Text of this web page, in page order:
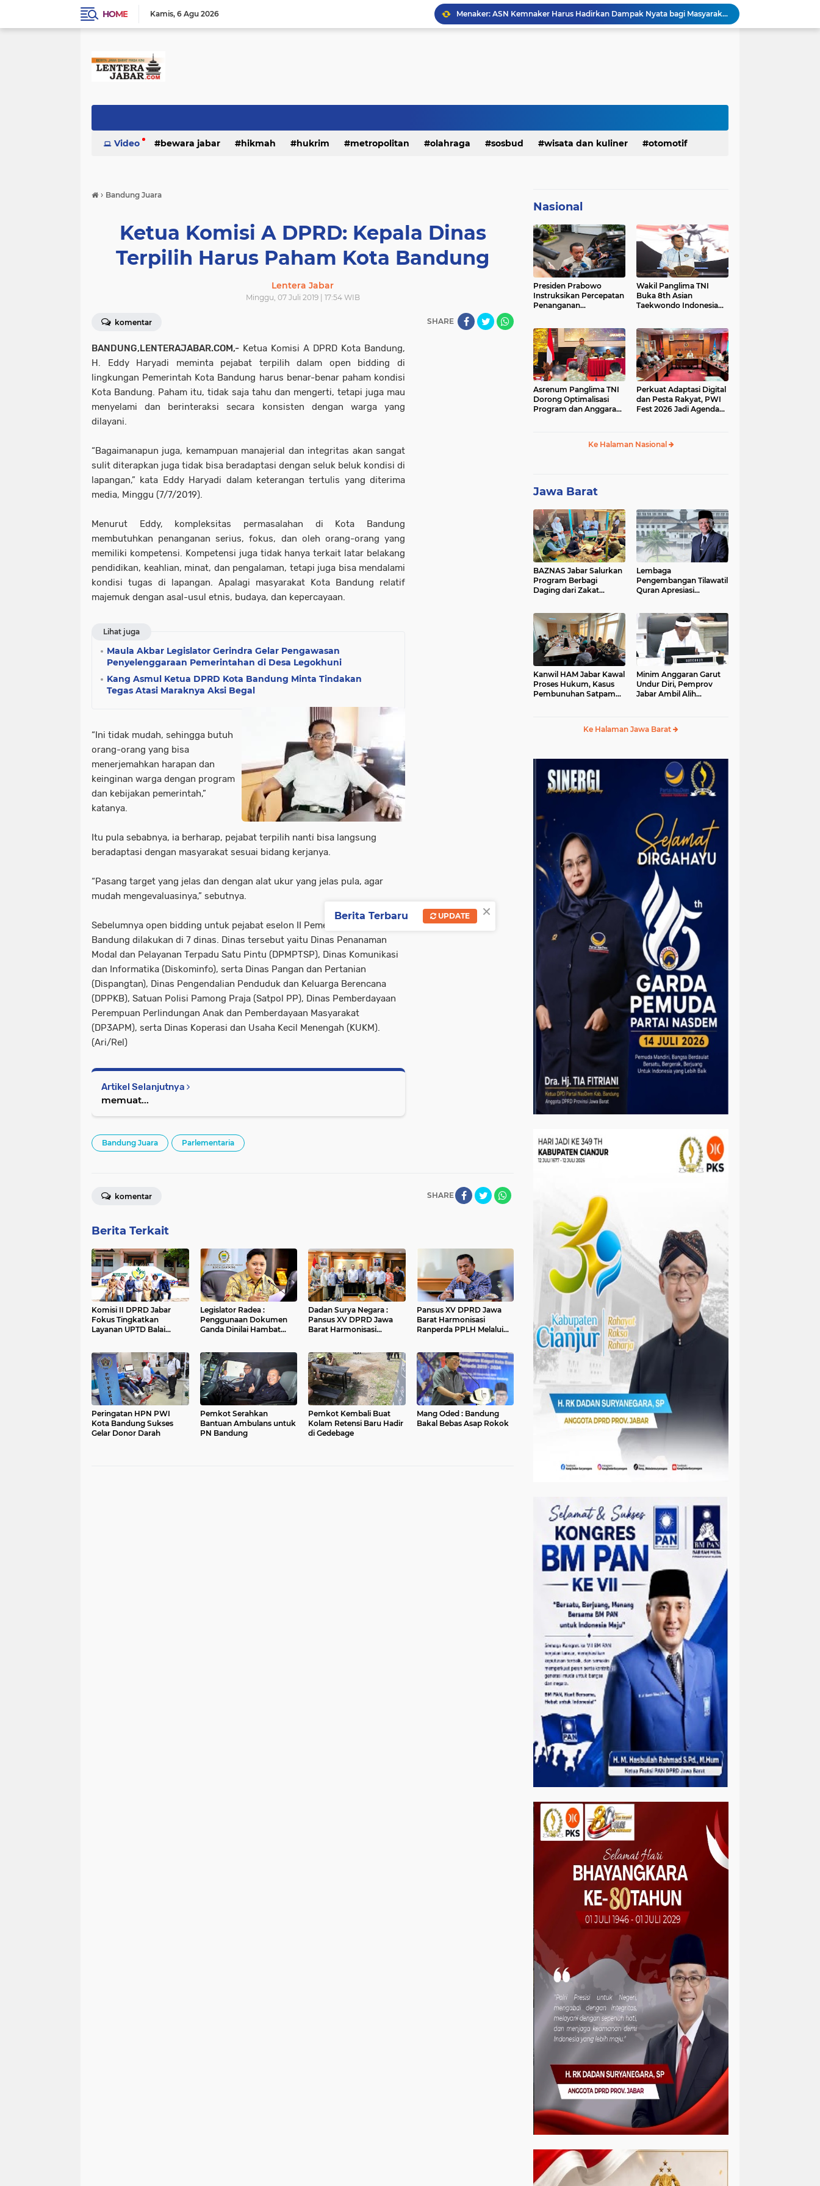
HOME Kamis 6 Agu 2026 Menaker: ASN Kemnaker Harus Hadirkan Dampak Nyata bagi Masyarakat
DPRD dan Gubernur Jawa Barat Menyepakati Rancangan KUA-PPAS APBD Tahun Anggaran 2027
Pemkot Siapkan 100 Armada Pengangkut Sampah Bila TPPAS Legok Nangka Beroperasi
KDM Fokus Rampungkan Pemenuhan Layanan Dasar dan Konektivitas Wilayah pada 2027
Video bewara jabar hikmah hukrim metropolitan olahraga sosbud wisata dan kuliner otomotif
› Bandung Juara
Ketua Komisi A DPRD: Kepala Dinas
Terpilih Harus Paham Kota Bandung
Lentera Jabar
Minggu, 07 Juli 2019 | 17:54 WIB
komentar SHARE
BANDUNG,LENTERAJABAR.COM,- Ketua Komisi A DPRD Kota Bandung,
H. Eddy Haryadi meminta pejabat terpilih dalam open bidding di
lingkungan Pemerintah Kota Bandung harus benar-benar paham kondisi
Kota Bandung. Paham itu, tidak saja tahu dan mengerti, tetapi juga mau
menyelami dan berinteraksi secara konsisten dengan warga yang
dilayani.
“Bagaimanapun juga, kemampuan manajerial dan integritas akan sangat
sulit diterapkan juga tidak bisa beradaptasi dengan seluk beluk kondisi di
lapangan,” kata Eddy Haryadi dalam keterangan tertulis yang diterima
media, Minggu (7/7/2019).
Menurut Eddy, kompleksitas permasalahan di Kota Bandung
membutuhkan penanganan serius, fokus, dan oleh orang-orang yang
memiliki kompetensi. Kompetensi juga tidak hanya terkait latar belakang
pendidikan, keahlian, minat, dan pengalaman, tetapi juga bisa mendalami
kondisi tugas di lapangan. Apalagi masyarakat Kota Bandung relatif
majemuk dengan asal-usul etnis, budaya, dan kepercayaan.
Lihat juga
Maula Akbar Legislator Gerindra Gelar Pengawasan
Penyelenggaraan Pemerintahan di Desa Legokhuni
Kang Asmul Ketua DPRD Kota Bandung Minta Tindakan
Tegas Atasi Maraknya Aksi Begal
“Ini tidak mudah, sehingga butuh
orang-orang yang bisa
menerjemahkan harapan dan
keinginan warga dengan program
dan kebijakan pemerintah,”
katanya.
Itu pula sebabnya, ia berharap, pejabat terpilih nanti bisa langsung
beradaptasi dengan masyarakat sesuai bidang kerjanya.
“Pasang target yang jelas dan dengan alat ukur yang jelas pula, agar
mudah mengevaluasinya,” sebutnya.
Sebelumnya open bidding untuk pejabat eselon II Pemerintah Kota
Bandung dilakukan di 7 dinas. Dinas tersebut yaitu Dinas Penanaman
Modal dan Pelayanan Terpadu Satu Pintu (DPMPTSP), Dinas Komunikasi
dan Informatika (Diskominfo), serta Dinas Pangan dan Pertanian
(Dispangtan), Dinas Pengendalian Penduduk dan Keluarga Berencana
(DPPKB), Satuan Polisi Pamong Praja (Satpol PP), Dinas Pemberdayaan
Perempuan Perlindungan Anak dan Pemberdayaan Masyarakat
(DP3APM), serta Dinas Koperasi dan Usaha Kecil Menengah (KUKM).
(Ari/Rel)
Artikel Selanjutnya
memuat...
Bandung Juara Parlementaria
SHARE
komentar
Berita Terkait
Komisi II DPRD Jabar
Fokus Tingkatkan
Layanan UPTD Balai
Legislator Radea :
Penggunaan Dokumen
Ganda Dinilai Hambat
Sampah di Kota Bandung
Dadan Surya Negara :
Pansus XV DPRD Jawa
Barat Harmonisasi
Kementerian
Pansus XV DPRD Jawa
Barat Harmonisasi
Ranperda PPLH Melalui
Peringatan HPN PWI
Kota Bandung Sukses
Gelar Donor Darah
Pemkot Serahkan
Bantuan Ambulans untuk
PN Bandung
Pemkot Kembali Buat
Kolam Retensi Baru Hadir
di Gedebage
Mang Oded : Bandung
Bakal Bebas Asap Rokok
Nasional
Presiden Prabowo
Instruksikan Percepatan
Penanganan
BBM
Wakil Panglima TNI
Buka 8th Asian
Taekwondo Indonesia
Asrenum Panglima TNI
Dorong Optimalisasi
Program dan Anggaran
Perkuat Adaptasi Digital
dan Pesta Rakyat, PWI
Fest 2026 Jadi Agenda
Ke Halaman Nasional
Jawa Barat
BAZNAS Jabar Salurkan
Program Berbagi
Daging dari Zakat
Purwakarta
Lembaga
Pengembangan Tilawatil
Quran Apresiasi
Langsung MTQ Jabar
Kanwil HAM Jabar Kawal
Proses Hukum, Kasus
Pembunuhan Satpam
Minim Anggaran Garut
Undur Diri, Pemprov
Jabar Ambil Alih
Ke Halaman Jawa Barat
×
Berita Terbaru UPDATE